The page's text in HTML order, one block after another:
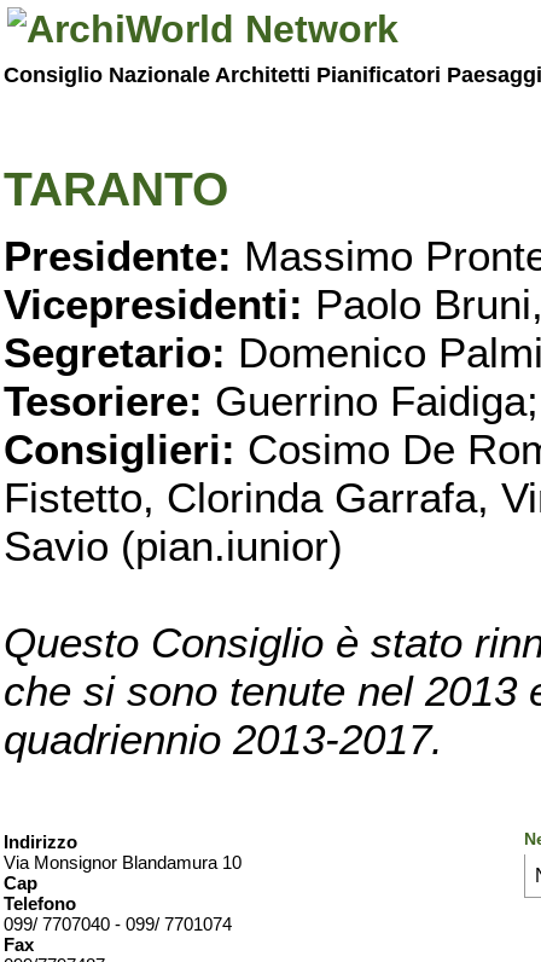
Consiglio Nazionale Architetti Pianificatori
TARANTO
Presidente: Massimo
Vicepresidenti: Paolo
Segretario: Domenico
Tesoriere: Guerrino Faidiga;
Consiglieri: Cosimo De
Fistetto, Clorinda Garrafa,
Savio (pian.iunior)
Questo Consiglio è stato
che si sono tenute nel 2013
quadriennio 2013-2017.
Indirizzo
Via Monsignor Blandamura 10
Cap
Telefono
099/ 7707040 - 099/ 7701074
Fax